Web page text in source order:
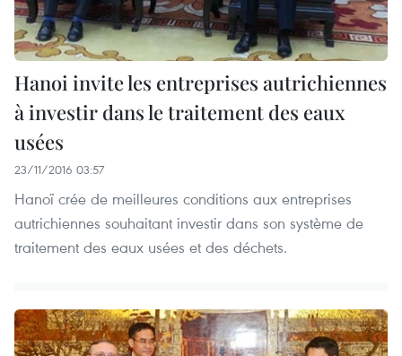
Hanoi invite les entreprises autrichiennes
à investir dans le traitement des eaux
usées
23/11/2016 03:57
Hanoï crée de meilleures conditions aux entreprises
autrichiennes souhaitant investir dans son système de
traitement des eaux usées et des déchets.